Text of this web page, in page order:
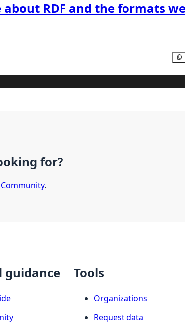
about RDF and the formats
for?
Community.
guidance Tools
Organizations
Request data